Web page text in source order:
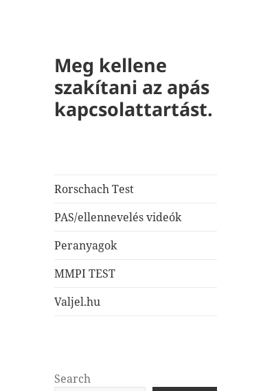
Meg kellene
szakítani az apás
kapcsolattartást.
Rorschach Test
PAS/ellennevelés videók
Peranyagok
MMPI TEST
Valjel.hu
Search